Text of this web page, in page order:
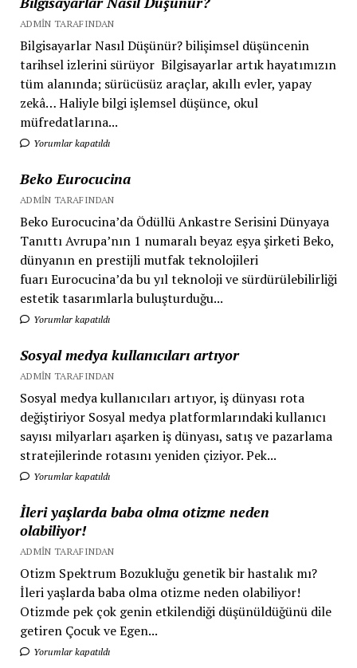
ADMIN TARAFINDAN
Bilgisayarlar Nasıl Düşünür? bilişimsel düşüncenin
tarihsel izlerini sürüyor Bilgisayarlar artık hayatımızın
tüm alanında; sürücüsüz araçlar, akıllı evler, yapay
zekâ… Haliyle bilgi işlemsel düşünce, okul
müfredatlarına...
Yorumlar kapatıldı
Beko Eurocucina
ADMIN TARAFINDAN
Beko Eurocucina’da Ödüllü Ankastre Serisini Dünyaya
Tanıttı Avrupa’nın 1 numaralı beyaz eşya şirketi Beko,
dünyanın en prestijli mutfak teknolojileri
fuarı Eurocucina’da bu yıl teknoloji ve sürdürülebilirliği
estetik tasarımlarla buluşturduğu...
Yorumlar kapatıldı
Sosyal medya kullanıcıları artıyor
ADMIN TARAFINDAN
Sosyal medya kullanıcıları artıyor, iş dünyası rota
değiştiriyor Sosyal medya platformlarındaki kullanıcı
sayısı milyarları aşarken iş dünyası, satış ve pazarlama
stratejilerinde rotasını yeniden çiziyor. Pek...
Yorumlar kapatıldı
İleri yaşlarda baba olma otizme neden
olabiliyor!
ADMIN TARAFINDAN
Otizm Spektrum Bozukluğu genetik bir hastalık mı?
İleri yaşlarda baba olma otizme neden olabiliyor!
Otizmde pek çok genin etkilendiği düşünüldüğünü dile
getiren Çocuk ve Egen...
Yorumlar kapatıldı